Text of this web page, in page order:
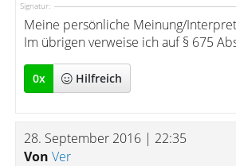
Signatur:
Meine persönliche Meinung/
Im übrigen verweise ich auf § 675
0x Hilfreich
28. September 2016 | 22:35
Von Ver